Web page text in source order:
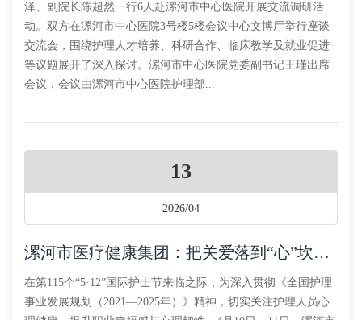
泽、副院长陈超然一行6人赴漯河市中心医院开展交流调研活
动。双方在漯河市中心医院3号楼5楼会议中心文博厅举行座谈
交流会，围绕护理人才培养、科研合作、临床教学及就业促进
等议题展开了深入探讨。漯河市中心医院党委副书记王瑾出席
会议，会议由漯河市中心医院护理部...
13
2026/04
漯河市医疗健康集团：把关爱落到“心”坎上，为白衣天使心理“加油”
在第115个“5·12”国际护士节来临之际，为深入贯彻《全国护理
事业发展规划（2021—2025年）》精神，切实关注护理人员心